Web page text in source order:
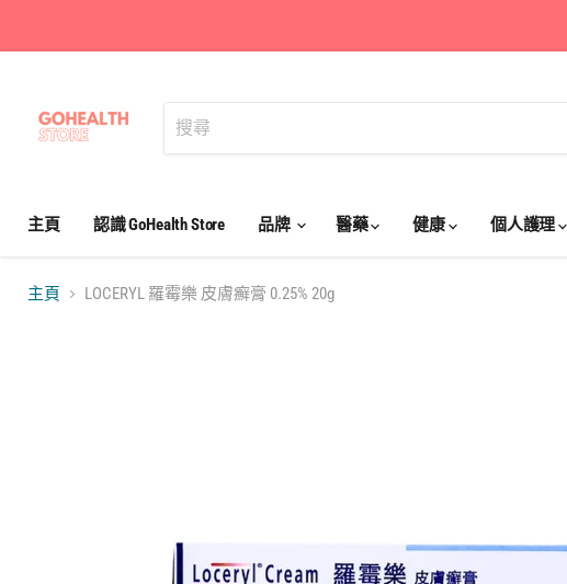
主頁 認識 GoHealth Store 品牌 醫藥 健康 個人護理
主頁 LOCERYL 羅霉樂 皮膚癬膏 0.25% 20g